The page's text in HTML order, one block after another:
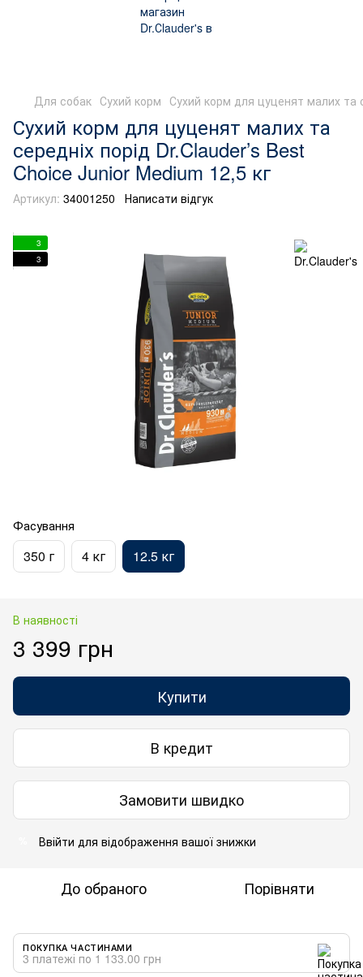
Для собак Сухий корм Сухий корм для цуценят малих та
Сухий корм для цуценят малих та
середніх порід Dr.Clauder’s Best
Choice Junior Medium 12,5 кг
Артикул: 34001250 Написати відгук
3
3
Фасування
350 г 4 кг 12.5 кг
В наявності
3 399 грн
Купити
В кредит
Замовити швидко
Ввійти для відображення вашої знижки
До обраного Порівняти
ПОКУПКА ЧАСТИНАМИ
3 платежі по 1 133.00 грн